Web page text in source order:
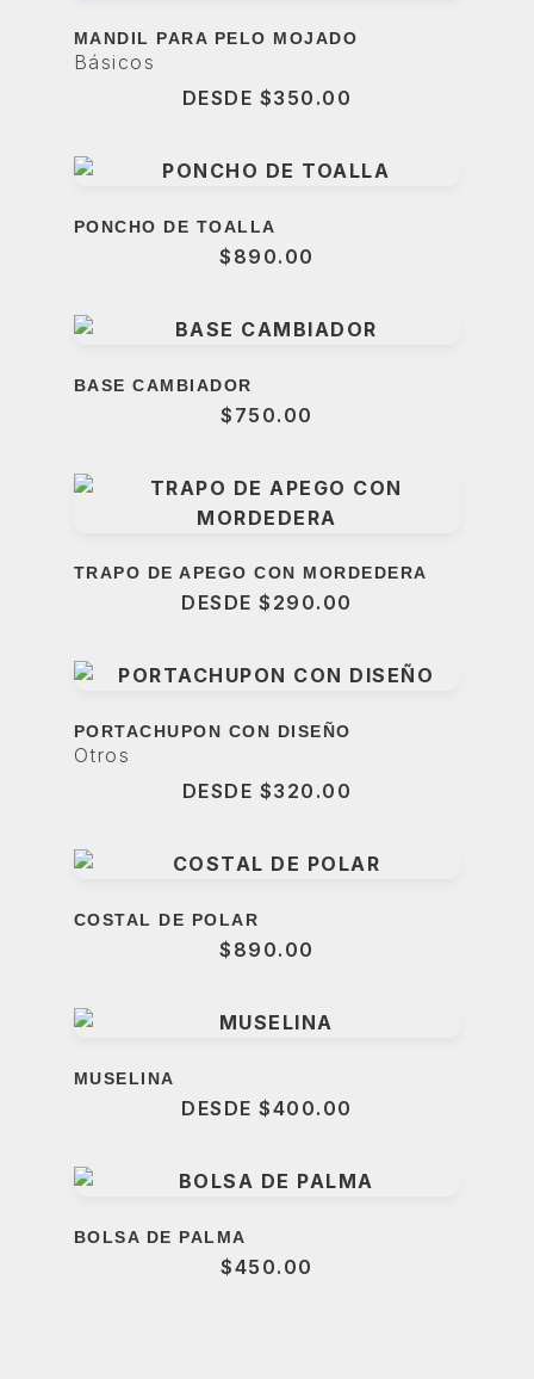
MANDIL PARA PELO MOJADO
Básicos
DESDE $350.00
PONCHO DE TOALLA
$ 890.00
BASE CAMBIADOR
$ 750.00
TRAPO DE APEGO CON MORDEDERA
DESDE$ 290.00
PORTACHUPON CON DISEÑO
Otros
DESDE $320.00
COSTAL DE POLAR
$ 890.00
MUSELINA
DESDE$400.00
BOLSA DE PALMA
$450.00